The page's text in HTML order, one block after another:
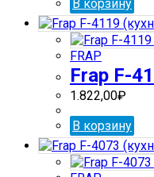
В корзину
FRAP
Frap F-
1.822,00₽
В корзину